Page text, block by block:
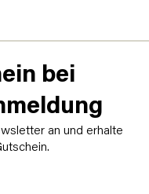
bei
an und erhalte